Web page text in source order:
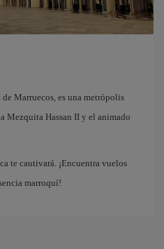
Marruecos, es una metrópolis
Mezquita Hassan II y el animado
te cautivará. ¡Encuentra vuelos
marroquí!